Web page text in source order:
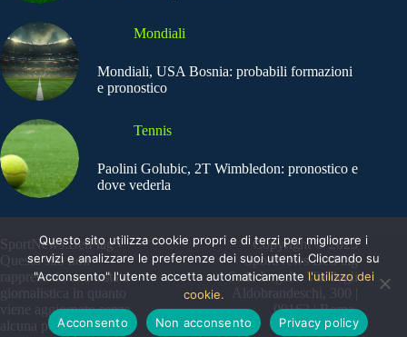
Mondiali
Mondiali, USA Bosnia: probabili formazioni
e pronostico
Tennis
Paolini Golubic, 2T Wimbledon: pronostico e
dove vederla
SportNews.BetFlag -
Questo sito non
rappresenta una testata
giornalistica in quanto
viene aggiornato senza
alcuna periodicità
Copyright © 2025
SportNews BetFlag
Sede Legale: Via degli
Aldobrandeschi, 300 |
00163 | Roma
Questo sito utilizza cookie propri e di terzi per migliorare i
servizi e analizzare le preferenze dei suoi utenti. Cliccando su
"Acconsento" l'utente accetta automaticamente l'utilizzo dei
cookie.
Acconsento
Non acconsento Privacy policy